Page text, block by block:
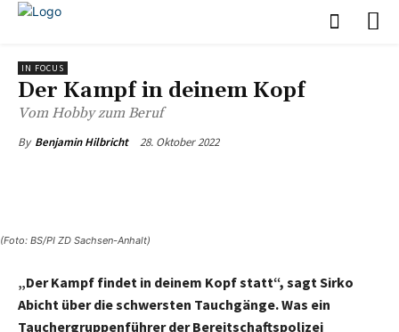
IN FOCUS
Der Kampf in deinem Kopf
Vom Hobby zum Beruf
By Benjamin Hilbricht 28. Oktober 2022
(Foto: BS/PI ZD Sachsen-Anhalt)
„Der Kampf findet in deinem Kopf statt“, sagt Sirko
Abicht über die schwersten Tauchgänge. Was ein
Tauchergruppenführer der Bereitschaftspolizei